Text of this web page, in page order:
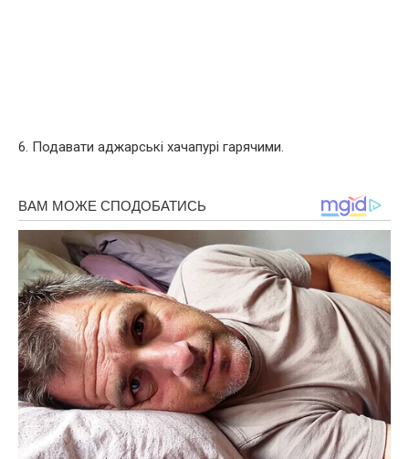
6. Подавати аджарські хачапурі гарячими.